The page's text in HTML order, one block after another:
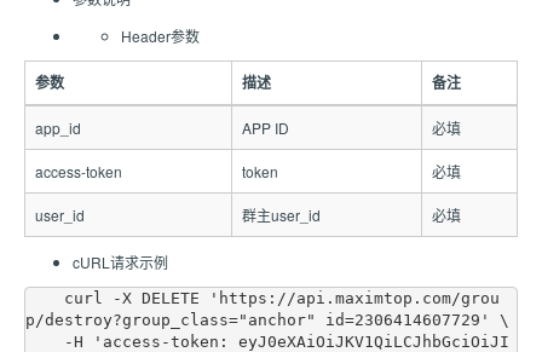
Header参数
参数 描述 备注
app_id APP ID 必填
access-token token 必填
user_id 群主user_id 必填
cURL请求示例
p/destroy?group_class="anchor" id=2306414607729' \